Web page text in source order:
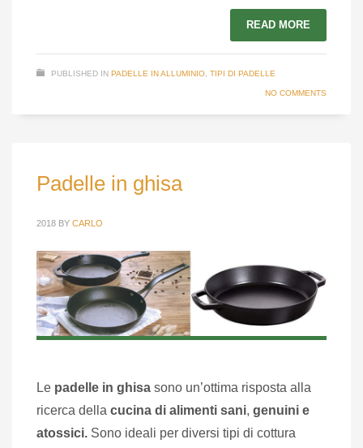
READ MORE
PUBLISHED IN PADELLE IN ALLUMINIO TIPI DI PADELLE
NO COMMENTS
Padelle in ghisa
2018 BY CARLO
Le padelle in ghisa sono un’ottima risposta alla
ricerca della cucina di alimenti sani, genuini e
atossici. Sono ideali per diversi tipi di cottura